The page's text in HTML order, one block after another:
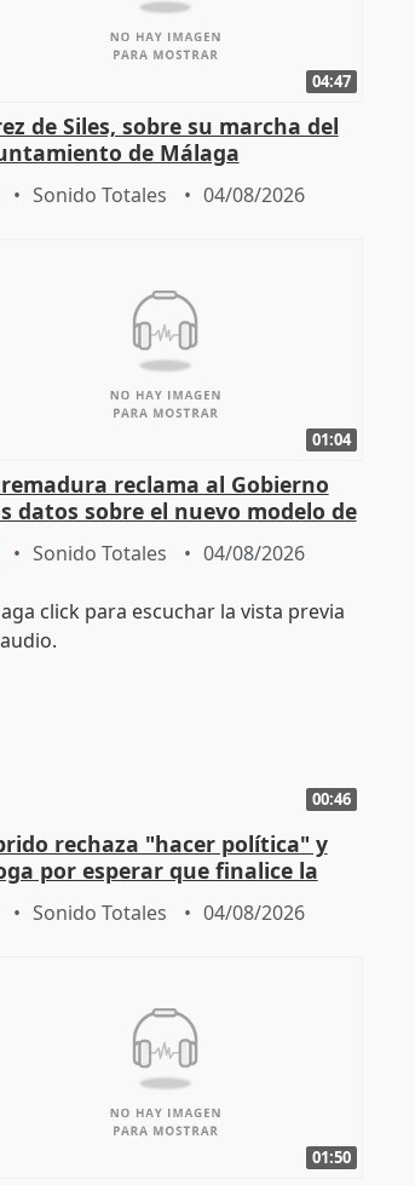
04:47
de Siles, sobre su marcha del
de Málaga
Sonido Totales 04/08/2026
01:04
reclama al Gobierno
datos sobre el nuevo modelo de
Sonido Totales 04/08/2026
00:46
rechaza "hacer política" y
por esperar que finalice la
del incendio
Sonido Totales 04/08/2026
01:50